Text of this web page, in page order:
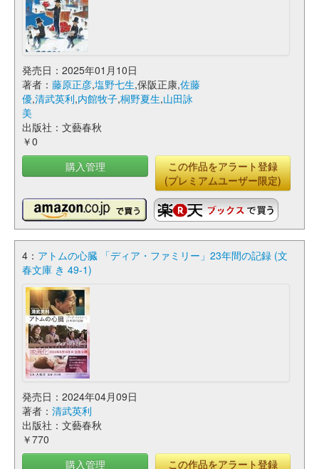
発売日：2025年01月10日
著者： 藤原正彦,塩野七生,保阪正康,佐藤
優,清武英利,内館牧子,桐野夏生,山田詠
美
出版社：文藝春秋
￥0
購入管理
この作品をアラート登録
(プレミアムユーザー限定)
4： アトムの心臓 「ディア・ファミリー」23年間の記録 (文
春文庫 き 49-1)
発売日：2024年04月09日
著者： 清武英利
出版社：文藝春秋
￥770
購入管理
この作品をアラート登録